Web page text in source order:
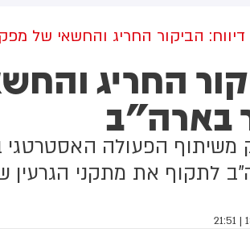
דיווח: הביקור החריג והחשאי של
החריג
בארה"ב
משיתוף הפעולה האסטרטגי
לתקוף את מתקני הגרעין